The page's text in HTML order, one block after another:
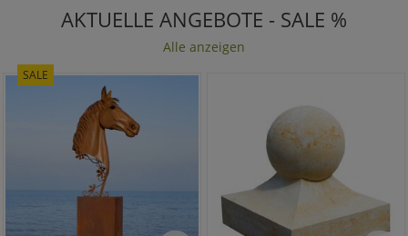
AKTUELLE ANGEBOTE - SALE %
Alle anzeigen
SALE